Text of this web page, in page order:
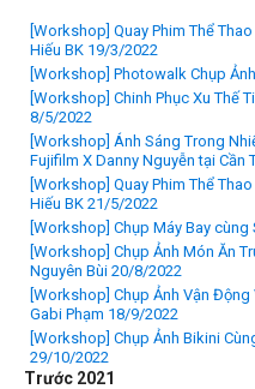
[Workshop] Quay Phim Thể
Hiếu BK 19/3/2022
[Workshop] Photowalk Chụp
[Workshop] Chinh Phục Xu Thế
8/5/2022
[Workshop] Ánh Sáng Trong
Fujifilm X Danny Nguyễn tại Cần
[Workshop] Quay Phim Thể
Hiếu BK 21/5/2022
[Workshop] Chụp Máy Bay
[Workshop] Chụp Ảnh Món Ăn
Nguyên Bùi 20/8/2022
[Workshop] Chụp Ảnh Vận
Gabi Phạm 18/9/2022
[Workshop] Chụp Ảnh Bikini
29/10/2022
Trước 2021